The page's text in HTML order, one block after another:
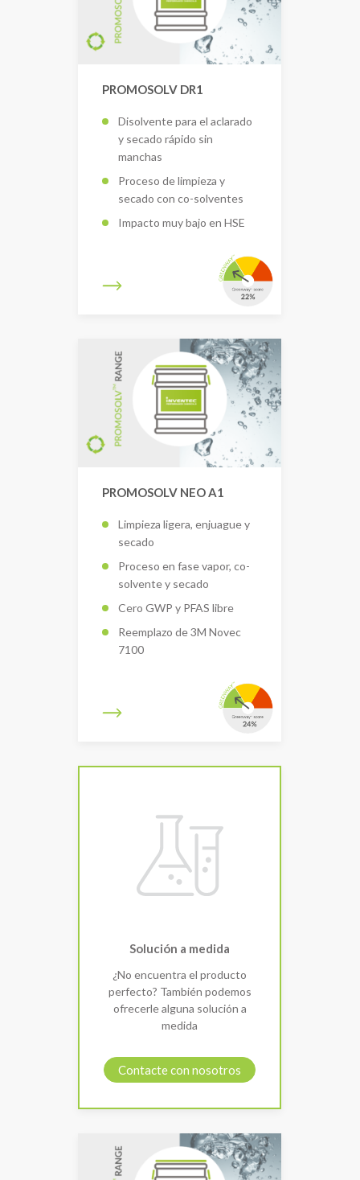
PROMOSOLV DR1
Disolvente para el aclarado
y secado rápido sin
manchas
Proceso de limpieza y
secado con co-solventes
Impacto muy bajo en HSE
PROMOSOLV NEO A1
Limpieza ligera, enjuague y
secado
Proceso en fase vapor, co-
solvente y secado
Cero GWP y PFAS libre
Reemplazo de 3M Novec
7100
Solución a medida
¿No encuentra el producto
perfecto? También podemos
ofrecerle alguna solución a
medida
Contacte con nosotros